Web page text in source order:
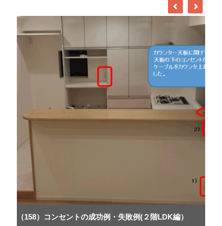
（158）コンセントの成功例・失敗例(２階LDK編）